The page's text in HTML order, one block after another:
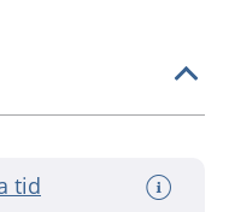
tid